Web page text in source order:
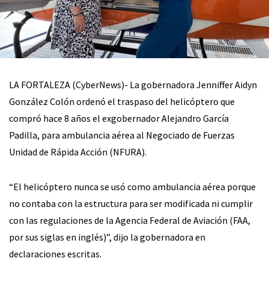
LA FORTALEZA (CyberNews)- La gobernadora Jenniffer Aidyn
González Colón ordenó el traspaso del helicóptero que
compró hace 8 años el exgobernador Alejandro García
Padilla, para ambulancia aérea al Negociado de Fuerzas
Unidad de Rápida Acción (NFURA).
“El helicóptero nunca se usó como ambulancia aérea porque
no contaba con la estructura para ser modificada ni cumplir
con las regulaciones de la Agencia Federal de Aviación (FAA,
por sus siglas en inglés)”, dijo la gobernadora en
declaraciones escritas.